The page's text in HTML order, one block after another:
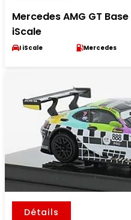
Mercedes AMG GT
iScale
I iScale Mercedes
Détails